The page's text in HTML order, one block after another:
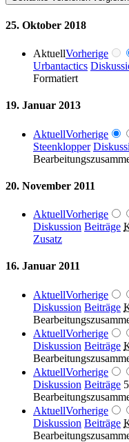
25. Oktober 2018
AktuellVorherige
Urbantactics
Formatiert
19. Januar 2013
AktuellVorherige
Steenklopper
20. November 2011
AktuellVorherige
Diskussion Beiträge
Zusatz
16. Januar 2011
AktuellVorherige
Diskussion Beiträge
AktuellVorherige
Diskussion Beiträge
AktuellVorherige
Diskussion Beiträge
AktuellVorherige
Diskussion Beiträge